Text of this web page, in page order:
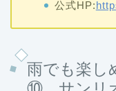
雨でも楽し
⑩ サンリオ